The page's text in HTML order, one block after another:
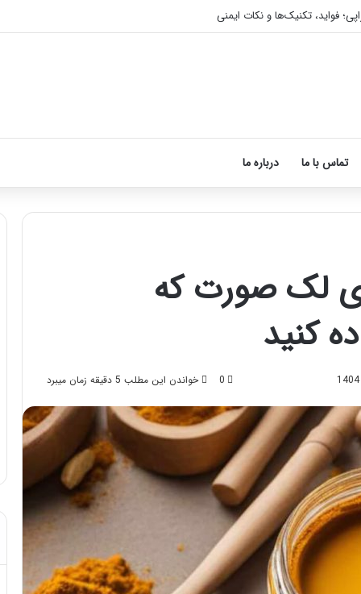
فواید، تکنیک‌ها و نکات ایمنی
تماس با ما درباره ما
لک صورت که
کنید
0 خواندن این مطلب 5 دقیقه زمان میبرد
از تزریق چربی؛
آموزش
شکستن
مهر 8, 1404
آموزش شکستن قولنج در خانه